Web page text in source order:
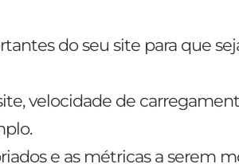
do seu site para que
velocidade de
e as métricas a serem